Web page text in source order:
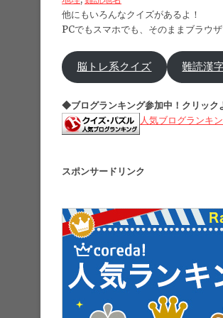
他にもいろんなクイズがあるよ！
PCでもスマホでも、そのままブラウザ
脳トレ系クイズ 難読漢
◆ブログランキング参加中！クリック
人気ブログランキ
スポンサードリンク